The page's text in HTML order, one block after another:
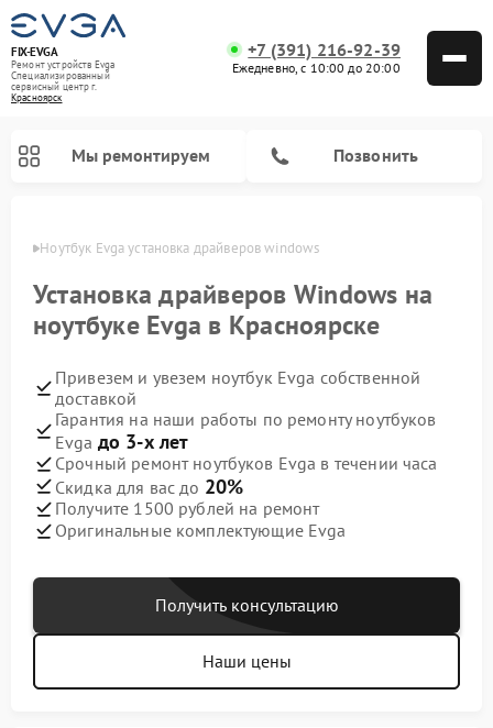
FIX-EVGA
Ремонт устройств Evga
Специализированный
cервисный центр г.
Красноярск
+7 (391) 216-92-39
Ежедневно, с 10:00 до 20:00
Мы ремонтируем Позвонить
Ноутбук Evga установка драйверов windows
Установка драйверов Windows на
ноутбуке Evga в Красноярске
Привезем и увезем ноутбук Evga собственной
доставкой
Гарантия на наши работы по ремонту ноутбуков
Evga до 3-х лет
Срочный ремонт ноутбуков Evga в течении часа
Скидка для вас до 20%
Получите 1500 рублей на ремонт
Оригинальные комплектующие Evga
Получить консультацию
Наши цены